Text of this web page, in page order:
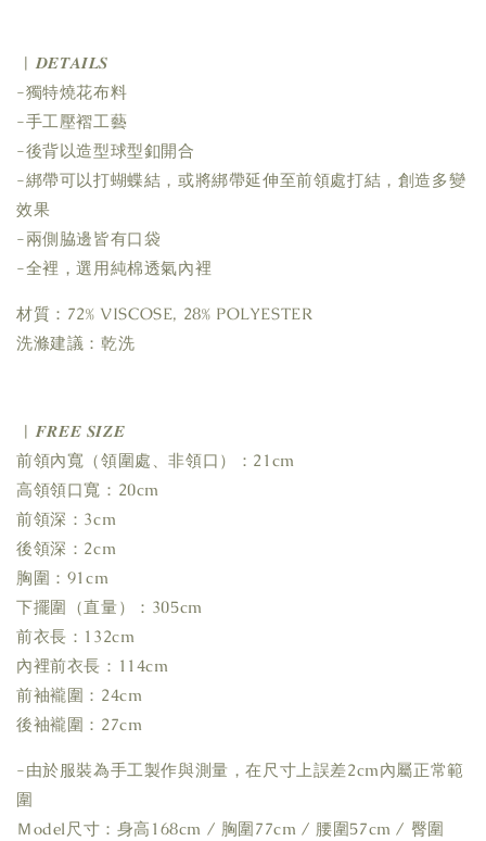
| 𝑫𝑬𝑻𝑨𝑰𝑳𝑺
-獨特燒花布料
-手工壓褶工藝
-後背以造型球型釦開合
-綁帶可以打蝴蝶結，或將綁帶延伸至前領處打結，創造多變
效果
-兩側脇邊皆有口袋
-全裡，選用純棉透氣內裡
材質：72% VISCOSE, 28% POLYESTER
洗滌建議：乾洗
| 𝑭𝑹𝑬𝑬 𝑺𝑰𝒁𝑬
前領內寬（領圍處、非領口）：21cm
高領領口寬：20cm
前領深：3cm
後領深：2cm
胸圍：91cm
下擺圍（直量）：305cm
前衣長：132cm
內裡前衣長：114cm
前袖襱圍：24cm
後袖襱圍：27cm
-由於服裝為手工製作與測量，在尺寸上誤差2cm內屬正常範
圍
Ｍodel尺寸：身高168cm / 胸圍77cm / 腰圍57cm / 臀圍